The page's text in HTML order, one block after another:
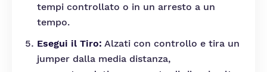
tempi controllato o in un arresto a un
tempo.
Esegui il Tiro: Alzati con controllo e tira un
jumper dalla media distanza,